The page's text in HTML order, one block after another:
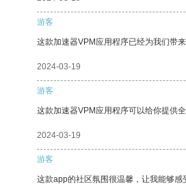
游客
这款加速器VPM应用程序已经为我们带
2024-03-19
游客
这款加速器VPM应用程序可以给你提供
2024-03-19
游客
这款app的社区氛围很温馨，让我能够感